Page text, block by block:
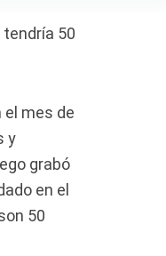
tendría 50
mes de
y
grabó
en el
50